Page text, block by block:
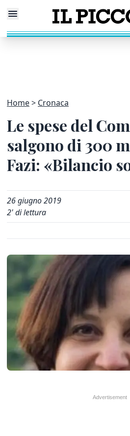
Home Cronaca
Le spese del
salgono di 300
Fazi: «Bilancio
26 giugno 2019
2' di lettura